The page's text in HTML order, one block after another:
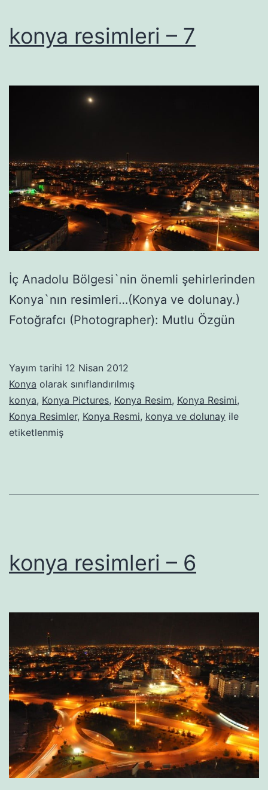
konya resimleri – 7
İç Anadolu Bölgesi`nin önemli şehirlerinden
Konya`nın resimleri…(Konya ve dolunay.)
Fotoğrafcı (Photographer): Mutlu Özgün
Yayım tarihi 12 Nisan 2012
Konya olarak sınıflandırılmış
konya, Konya Pictures, Konya Resim, Konya Resimi,
Konya Resimler, Konya Resmi, konya ve dolunay ile
etiketlenmiş
konya resimleri – 6